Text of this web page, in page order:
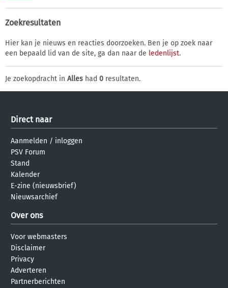
Zoekresultaten
Hier kan je nieuws en reacties doorzoeken. Ben je op zoek naar
een bepaald lid van de site, ga dan naar de ledenlijst.
Je zoekopdracht in Alles had 0 resultaten.
Direct naar
Aanmelden / inloggen
PSV Forum
Stand
Kalender
E-zine (nieuwsbrief)
Nieuwsarchief
Over ons
Voor webmasters
Disclaimer
Privacy
Adverteren
Partnerberichten